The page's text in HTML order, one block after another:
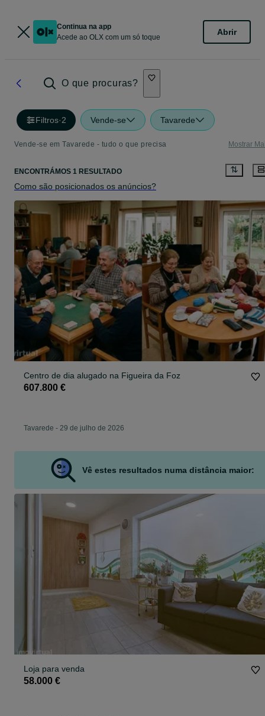
Continua na app
Acede ao OLX com um só toque
Abrir
O que procuras?
Filtros·2 Vende-se Tavarede
Vende-se em Tavarede - tudo o que precisa Mostrar
ENCONTRÁMOS 1 RESULTADO
Como são posicionados os anúncios?
Centro de dia alugado na Figueira da Foz
607.800 €
Tavarede - 29 de julho de 2026
Vê estes resultados numa distância maior:
Loja para venda
58.000 €